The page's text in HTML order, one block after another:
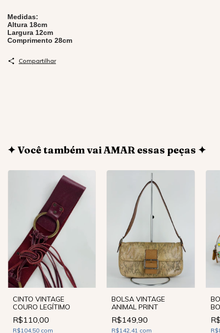
Medidas:
Altura 18cm
Largura 12cm
Comprimento 28cm
Compartilhar
✦ Você também vai AMAR essas peças ✦
CINTO VINTAGE
COURO LEGÍTIMO
R$110,00
R$104,50 com
BOLSA VINTAGE
ANIMAL PRINT
R$149,90
R$142,41 com